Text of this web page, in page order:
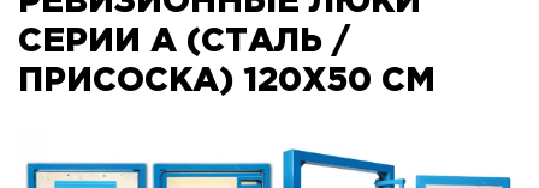
СЕРИИ A (СТАЛЬ /
ПРИСОСКА) 120X50 СМ